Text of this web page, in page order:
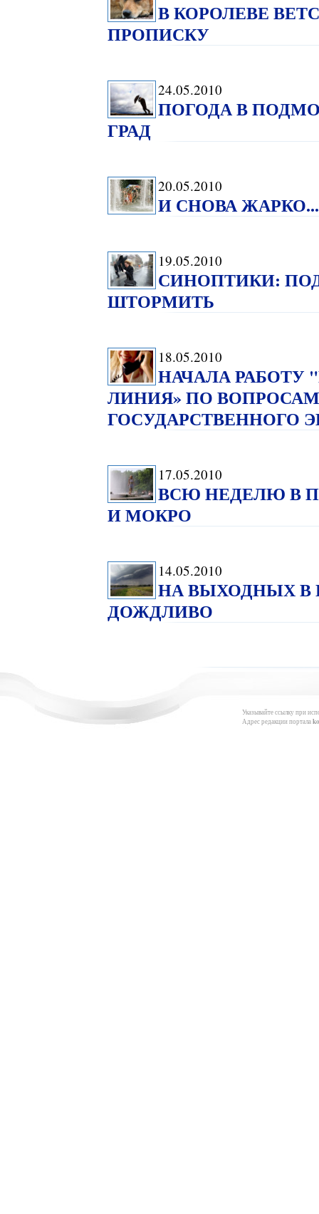
В КОРОЛЕВЕ
ПРОПИСКУ
24.05.2010
ПОГОДА В
ГРАД
20.05.2010
И СНОВА ЖАРКО...
19.05.2010
СИНОПТИКИ:
ШТОРМИТЬ
18.05.2010
НАЧАЛА РАБОТУ
ЛИНИЯ» ПО
ГОСУДАРСТВЕННОГО
17.05.2010
ВСЮ НЕДЕЛЮ В
И МОКРО
14.05.2010
НА ВЫХОДНЫХ В
ДОЖДЛИВО
Указывайте ссылку при
Адрес редакции портала